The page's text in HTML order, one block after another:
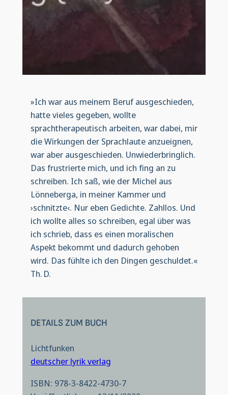
»Ich war aus meinem Beruf ausgeschieden,
hatte vieles gegeben, wollte
sprachtherapeutisch arbeiten, war dabei, mir
die Wirkungen der Sprachlaute anzueignen,
war aber ausgeschieden. Unwiederbringlich.
Das frustrierte mich, und ich fing an zu
schreiben. Ich saß, wie der Michel aus
Lönneberga, in meiner Kammer und
›schnitzte‹. Nur eben Gedichte. Zahllos. Und
ich wollte alles so schreiben, egal über was
ich schrieb, dass es einen moralischen
Aspekt bekommt und dadurch gehoben
wird. Das fühlte ich den Dingen geschuldet.«
Th. D.
DETAILS ZUM BUCH
Lichtfunken
deutscher lyrik verlag
ISBN: 978-3-8422-4730-7